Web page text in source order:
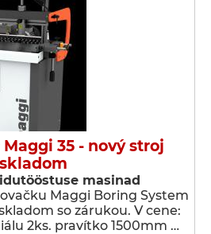
35 - nový stroj
skladom
masinad
Maggi Boring System
so zárukou. V cene:
2ks. pravítko 1500mm …